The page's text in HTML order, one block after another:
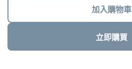
加入購物車
立即購買